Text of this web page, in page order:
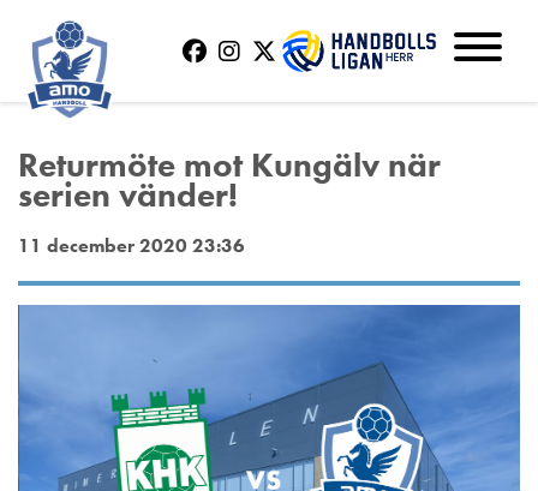
Returmöte mot Kungälv när
serien vänder!
11 december 2020 23:36